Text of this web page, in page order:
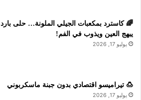
🌈 كاسترد بمكعبات الجيلي الملونة… حلى بارد
يبهج العين ويذوب في الفم!
يوليو 17, 2026
🍮 تيراميسو اقتصادي بدون جبنة ماسكربوني
يوليو 17, 2026